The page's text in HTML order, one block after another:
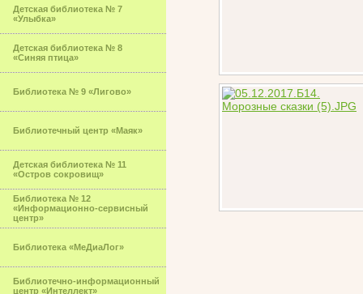
Детская библиотека № 7
«Улыбка»
Детская библиотека № 8
«Синяя птица»
Библиотека № 9 «Лигово»
Библиотечный центр «Маяк»
Детская библиотека № 11
«Остров сокровищ»
Библиотека № 12
«Информационно-сервисный
центр»
Библиотека «МеДиаЛог»
Библиотечно-информационный
центр «Интеллект»